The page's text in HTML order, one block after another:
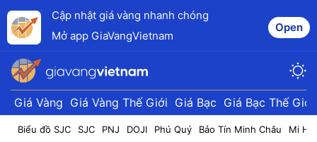
Cập nhật giá vàng nhanh chóng
Mở app GiaVangVietnam
Open
Giá Vàng Giá Vàng Thế Giới Giá Bạc Giá Bạc Thế Giới
Biểu đồ SJC SJC PNJ DOJI Phú Quý Bảo Tín Minh Châu Mi